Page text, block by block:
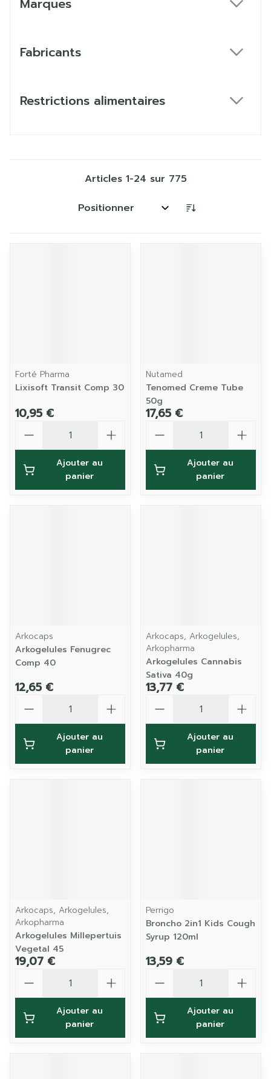
Marques
Fabricants
Restrictions alimentaires
Articles 1-24 sur 775
Trier par:
Forté Pharma
Lixisoft Transit Comp 30
10,95 €
Ajouter au
panier
Nutamed
Tenomed Creme Tube
50g
17,65 €
Ajouter au
panier
Arkocaps
Arkogelules Fenugrec
Comp 40
12,65 €
Ajouter au
panier
Arkocaps, Arkogelules,
Arkopharma
Arkogelules Cannabis
Sativa 40g
13,77 €
Ajouter au
panier
Arkocaps, Arkogelules,
Arkopharma
Arkogelules Millepertuis
Vegetal 45
19,07 €
Ajouter au
panier
Perrigo
Broncho 2in1 Kids Cough
Syrup 120ml
13,59 €
Ajouter au
panier